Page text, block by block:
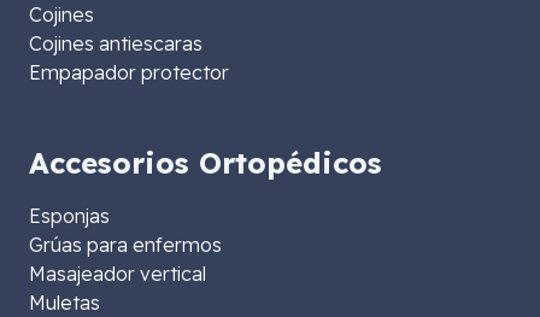
Cojines
Cojines antiescaras
Empapador protector
Accesorios Ortopédicos
Esponjas
Grúas para enfermos
Masajeador vertical
Muletas